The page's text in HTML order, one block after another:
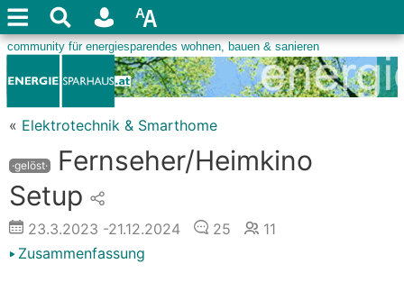
« Elektrotechnik & Smarthome
·gelöst·
Fernseher/Heimkino
Setup
23.3.2023 -21.12.2024 25
11
Zusammenfassung